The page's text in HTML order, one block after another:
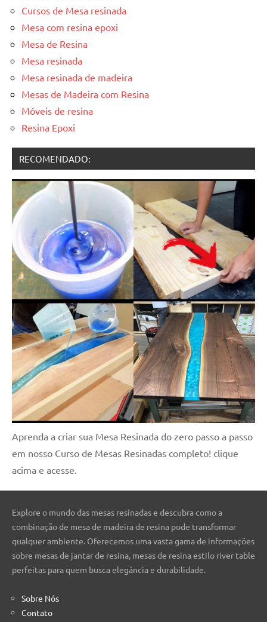
Cursos de Mesa resinada
Mesa com resina epoxi
Mesa de Resina
Mesa resinada
Mesa resinada de madeira
Mesas de Madeira com Resina
Móveis de resina
Resina Epoxi
RECOMENDADO:
Aprenda a criar sua Mesa Resinada do zero passo a passo
em nosso Curso de Mesas Resinadas completo! clique
acima e acesse.
Explore o mundo das mesas resinadas e descubra como a
combinação de mesa de madeira de resina pode transformar
qualquer ambiente. Oferecemos uma vasta gama de informações
sobre mesas de jantar de resina, mesas de resina estilo river table
perfeitas para quem busca elegância e durabilidade.
Sobre Nós
Contato